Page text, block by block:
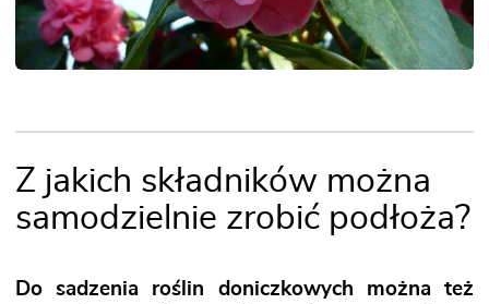
Z jakich składników można
samodzielnie zrobić podłoża?
Do sadzenia roślin doniczkowych można też